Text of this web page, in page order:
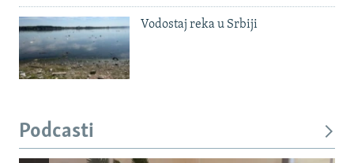
Vodostaj reka u Srbiji
Podcasti